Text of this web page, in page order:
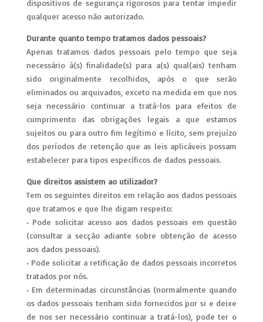
dispositivos de segurança rigorosos para tentar impedir
qualquer acesso não autorizado.
Durante quanto tempo tratamos dados pessoais?
Apenas tratamos dados pessoais pelo tempo que seja
necessário à(s) finalidade(s) para a(s) qual(ais) tenham
sido originalmente recolhidos, após o que serão
eliminados ou arquivados, exceto na medida em que nos
seja necessário continuar a tratá-los para efeitos de
cumprimento das obrigações legais a que estamos
sujeitos ou para outro fim legítimo e lícito, sem prejuízo
dos períodos de retenção que as leis aplicáveis possam
estabelecer para tipos específicos de dados pessoais.
Que direitos assistem ao utilizador?
Tem os seguintes direitos em relação aos dados pessoais
que tratamos e que lhe digam respeito:
• Pode solicitar acesso aos dados pessoais em questão
(consultar a secção adiante sobre obtenção de acesso
aos dados pessoais).
• Pode solicitar a retificação de dados pessoais incorretos
tratados por nós.
• Em determinadas circunstâncias (normalmente quando
os dados pessoais tenham sido fornecidos por si e deixe
de nos ser necessário continuar a tratá-los), pode ter o